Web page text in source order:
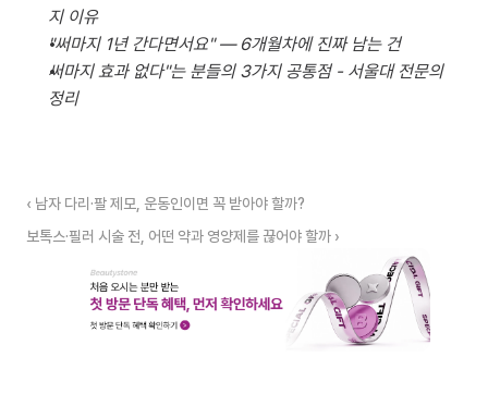
지 이유
"써마지 1년 간다면서요" — 6개월차에 진짜 남는 건
써마지 효과 없다"는 분들의 3가지 공통점 - 서울대 전문의
정리
‹ 남자 다리·팔 제모, 운동인이면 꼭 받아야 할까?
보톡스·필러 시술 전, 어떤 약과 영양제를 끊어야 할까 ›